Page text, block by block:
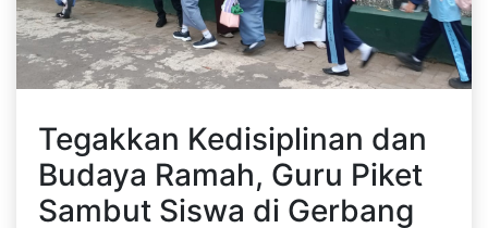
Tegakkan Kedisiplinan dan
Budaya Ramah, Guru Piket
Sambut Siswa di Gerbang